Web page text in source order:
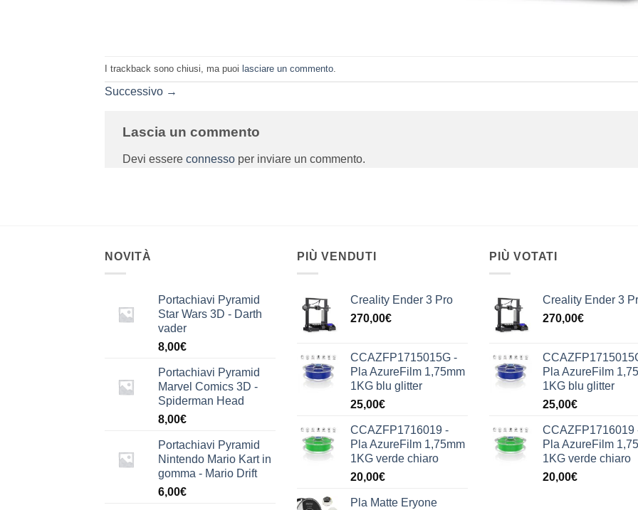
I trackback sono chiusi, ma puoi lasciare un commento
Successivo →
Lascia un commento
Devi essere connesso per inviare un commento.
NOVITÀ
Portachiavi Pyramid
Star Wars 3D - Darth
vader
8,00€
Portachiavi Pyramid
Marvel Comics 3D -
Spiderman Head
8,00€
Portachiavi Pyramid
Nintendo Mario Kart in
gomma - Mario Drift
6,00€
PIÙ VENDUTI
Creality Ender 3 Pro
270,00€
CCAZFP1715015G -
Pla AzureFilm 1,75mm
1KG blu glitter
25,00€
CCAZFP1716019 -
Pla AzureFilm 1,75mm
1KG verde chiaro
20,00€
Pla Matte Eryone
PIÙ VOTATI
Creality Ender 3
270,00€
Pla AzureFilm
1KG blu glitter
25,00€
CCAZFP1716019
Pla AzureFilm
1KG verde chiaro
20,00€